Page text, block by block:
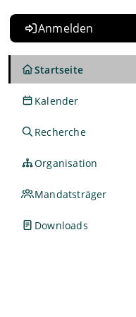
Anmelden
Startseite
Kalender
Recherche
Organisation
Mandatsträger
Downloads